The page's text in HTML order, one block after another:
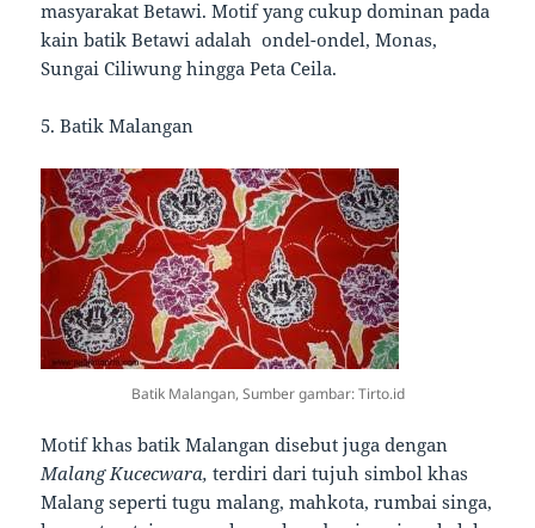
masyarakat Betawi. Motif yang cukup dominan pada
kain batik Betawi adalah ondel-ondel, Monas,
Sungai Ciliwung hingga Peta Ceila.
5. Batik Malangan
Batik Malangan, Sumber gambar: Tirto.id
Motif khas batik Malangan disebut juga dengan
Malang Kucecwara, terdiri dari tujuh simbol khas
Malang seperti tugu malang, mahkota, rumbai singa,